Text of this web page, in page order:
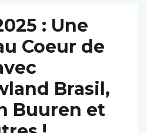
: Une
Coeur de
Brasil,
Buuren et